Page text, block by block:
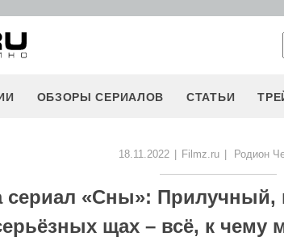
ОБЗОРЫ СЕРИАЛОВ СТАТЬИ
18.11.2022 Filmz.ru Родион
сериал «Сны»: Прилучный,
щах – всё, к чему